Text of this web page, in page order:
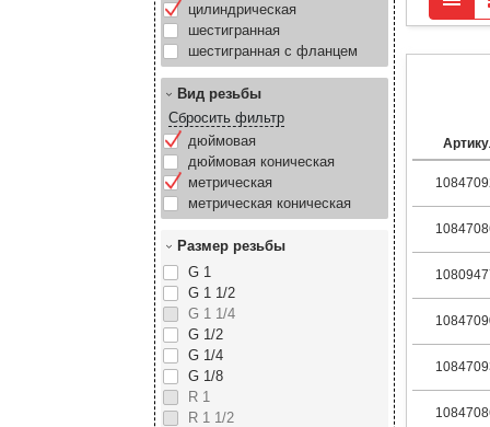
цилиндрическая
шестигранная
шестигранная с фланцем
Вид резьбы
Сбросить фильтр
дюймовая
дюймовая коническая
метрическая
метрическая коническая
Размер резьбы
G 1
G 1 1/2
G 1 1/4
G 1/2
G 1/4
G 1/8
R 1
R 1 1/2